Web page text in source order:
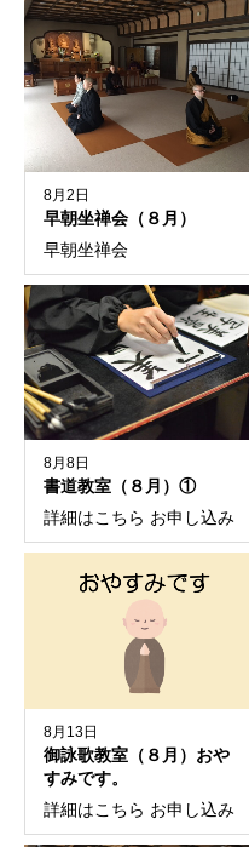
8月2日
早朝坐禅会（８月）
早朝坐禅会
8月8日
書道教室（８月）①
詳細はこちら お申し込み
8月13日
御詠歌教室（８月）おや
すみです。
詳細はこちら お申し込み